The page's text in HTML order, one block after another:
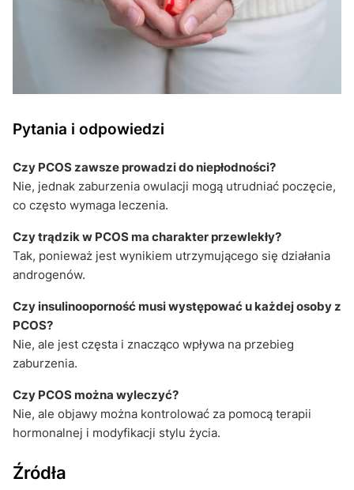
Pytania i odpowiedzi
Czy PCOS zawsze prowadzi do niepłodności?
Nie, jednak zaburzenia owulacji mogą utrudniać poczęcie,
co często wymaga leczenia.
Czy trądzik w PCOS ma charakter przewlekły?
Tak, ponieważ jest wynikiem utrzymującego się działania
androgenów.
Czy insulinooporność musi występować u każdej osoby z
PCOS?
Nie, ale jest częsta i znacząco wpływa na przebieg
zaburzenia.
Czy PCOS można wyleczyć?
Nie, ale objawy można kontrolować za pomocą terapii
hormonalnej i modyfikacji stylu życia.
Źródła